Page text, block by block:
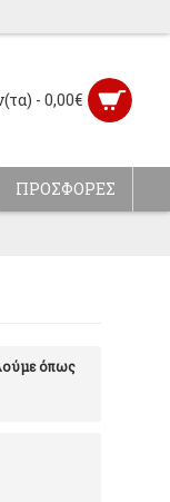
- 0,00€
ΠΡΟΣΦΟΡΕΣ
όπως